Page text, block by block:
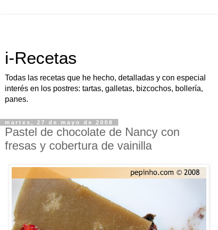
i-Recetas
Todas las recetas que he hecho, detalladas y con especial
interés en los postres: tartas, galletas, bizcochos, bollería,
panes.
martes, 27 de mayo de 2008
Pastel de chocolate de Nancy con
fresas y cobertura de vainilla